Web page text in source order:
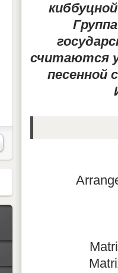
считаются
песенной